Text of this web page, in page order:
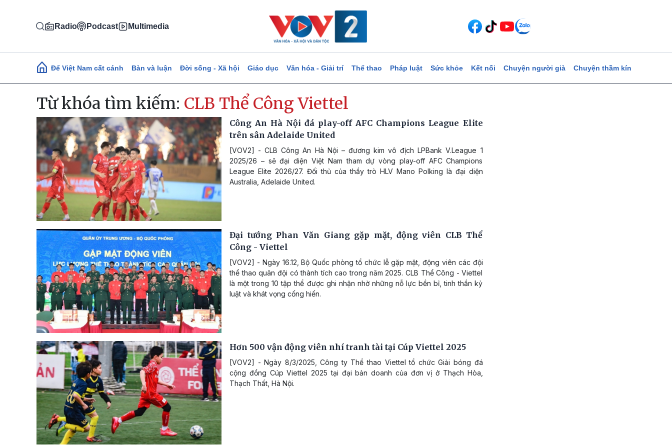
Radio Podcast Multimedia
Main navigation
Để Việt Nam cất cánh Bàn và luận Đời sống - Xã hội Giáo dục Văn hóa - Giải trí Thể thao Pháp luật Sức khỏe Kết nối Chuyện người già Chuyện thầm kín
Từ khóa tìm kiếm: CLB Thể Công Viettel
Công An Hà Nội đá play-off AFC Champions League Elite
trên sân Adelaide United
[VOV2] - CLB Công An Hà Nội – đương kim vô địch LPBank V.League 1
2025/26 – sẽ đại diện Việt Nam tham dự vòng play-off AFC Champions
League Elite 2026/27. Đối thủ của thầy trò HLV Mano Polking là đại diện
Australia, Adelaide United.
Đại tướng Phan Văn Giang gặp mặt, động viên CLB Thể
Công - Viettel
[VOV2] - Ngày 16.12, Bộ Quốc phòng tổ chức lễ gặp mặt, động viên các đội
thể thao quân đội có thành tích cao trong năm 2025. CLB Thể Công - Viettel
là một trong 10 tập thể được ghi nhận nhờ những nỗ lực bền bỉ, tinh thần kỷ
luật và khát vọng cống hiến.
Hơn 500 vận động viên nhí tranh tài tại Cúp Viettel 2025
[VOV2] - Ngày 8/3/2025, Công ty Thể thao Viettel tổ chức Giải bóng đá
cộng đồng Cúp Viettel 2025 tại đại bản doanh của đơn vị ở Thạch Hòa,
Thạch Thất, Hà Nội.